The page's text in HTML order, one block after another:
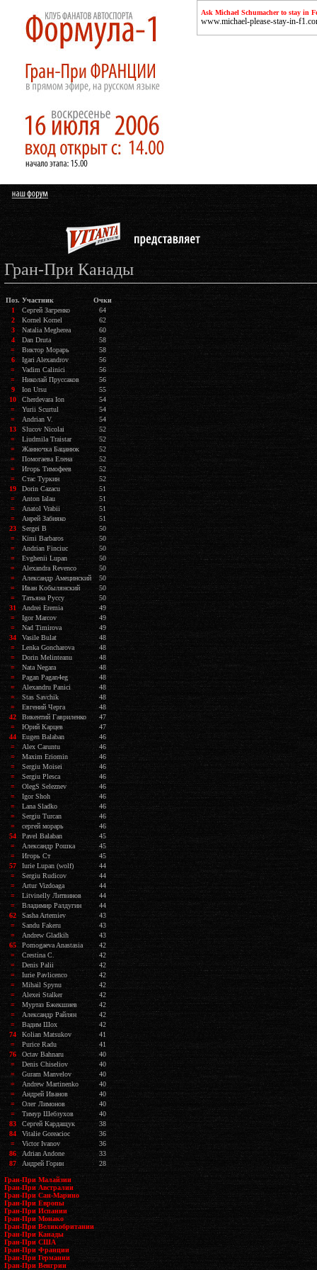
Гран-При Канады
Поз. Участник
Очки
1
Сергей Загренко
64
2
Kornel Kornel
62
3
Natalia Megherea
60
4
Dan Druta
58
=
Виктор Морарь
58
6
Igari Alexandrov
56
=
Vadim Calinici
56
=
Николай Пруссаков
56
9
Ion Ursu
55
10
Cherdevara Ion
54
=
Yurii Scurtul
54
=
Andrian V.
54
13
Slucov Nicolai
52
=
Liudmila Traistar
52
=
Жанночка Бацанюк
52
=
Помогаева Елена
52
=
Игорь Тимофеев
52
=
Стас Туркин
52
19
Dorin Cazacu
51
=
Anton Ialau
51
=
Anatol Vrabii
51
=
Анрей Забияко
51
23
Sergei B
50
=
Kimi Barbaros
50
=
Andrian Finciuc
50
=
Evghenii Lupan
50
=
Alexandra Revenco
50
=
Александр Амецинский
50
=
Иван Кобылянский
50
=
Татьяна Руссу
50
31
Andrei Eremia
49
=
Igor Marcov
49
=
Nad Timirova
49
34
Vasile Bulat
48
=
Lenka Goncharova
48
=
Dorin Melinteanu
48
=
Nata Negara
48
=
Pagan Pagan4eg
48
=
Alexandru Panici
48
=
Stas Savchik
48
=
Евгений Черга
48
42
Викентий Гавриленко
47
=
Юрий Карцев
47
44
Eugen Balaban
46
=
Alex Caruntu
46
=
Maxim Eriomin
46
=
Sergiu Moisei
46
=
Sergiu Plesca
46
=
OlegS Seleznev
46
=
Igor Shoh
46
=
Lana Sladko
46
=
Sergiu Turcan
46
=
сергей морарь
46
54
Pavel Balaban
45
=
Александр Рошка
45
=
Игорь Ст
45
57
Iurie Lupan (wolf)
44
=
Sergiu Rudicov
44
=
Artur Vizdoaga
44
=
Litvinelly Литвинов
44
=
Владимир Ралдугин
44
62
Sasha Artemiev
43
=
Sandu Fakeru
43
=
Andrew Gladkih
43
65
Pomogaeva Anastasia
42
=
Crestina C.
42
=
Denis Palii
42
=
Iurie Pavlicenco
42
=
Mihail Spynu
42
=
Alexei Stalker
42
=
Муртаз Бжекшиев
42
=
Александр Райлян
42
=
Вадим Шох
42
74
Kolian Matsukov
41
=
Purice Radu
41
76
Octav Bahnaru
40
=
Denis Chiseliov
40
=
Guram Manvelov
40
=
Andrew Martinenko
40
=
Андрей Иванов
40
=
Олег Лимонов
40
=
Тимур Шебзухов
40
83
Сергей Кардащук
38
84
Vitalie Goreacioc
36
=
Victor Ivanov
36
86
Adrian Andone
33
87
Андрей Горин 28
Гран-При Малайзии
Гран-При Австралии
Гран-При Сан-Марино
Гран-При Европы
Гран-При Испании
Гран-При Монако
Гран-При Великобритании
Гран-При Канады
Гран-При США
Гран-При Франции
Гран-При Германии
Гран-При Венгрии
Ask Michael Schumacher to stay in
www.michael-please-stay-in-